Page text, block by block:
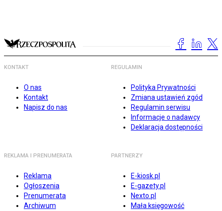
KONTAKT
O nas
Kontakt
Napisz do nas
REGULAMIN
Polityka Prywatności
Zmiana ustawień zgód
Regulamin serwisu
Informacje o nadawcy
Deklaracja dostępności
REKLAMA I PRENUMERATA
Reklama
Ogłoszenia
Prenumerata
Archiwum
PARTNERZY
E-kiosk.pl
E-gazety.pl
Nexto.pl
Mała księgowość